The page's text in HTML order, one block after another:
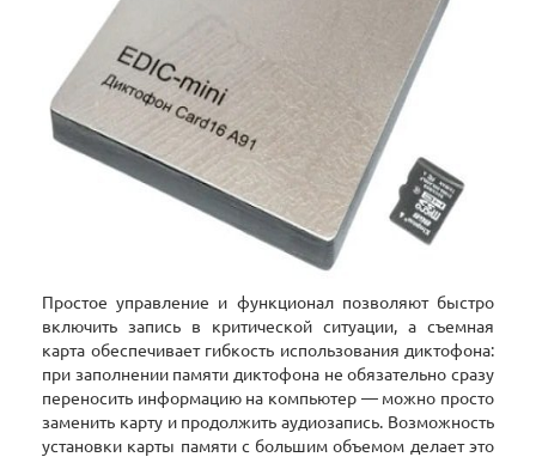
Простое управление и функционал позволяют быстро
включить запись в критической ситуации, а съемная
карта обеспечивает гибкость использования диктофона:
при заполнении памяти диктофона не обязательно сразу
переносить информацию на компьютер — можно просто
заменить карту и продолжить аудиозапись. Возможность
установки карты памяти с большим объемом делает это